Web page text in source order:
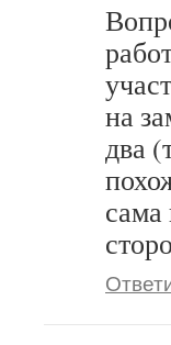
на
два
сама